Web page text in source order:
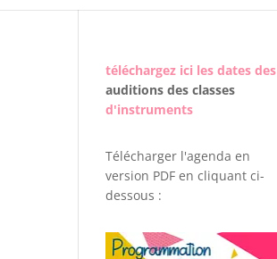
téléchargez ici les dates des
auditions des classes
d'instruments
Télécharger l'agenda en
version PDF en cliquant ci-
dessous :